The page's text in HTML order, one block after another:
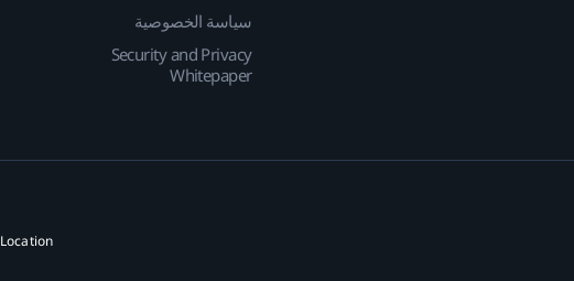
سياسة الخصوصية
Security and Privacy
Whitepaper
Location